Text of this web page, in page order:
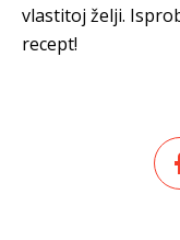
vlastitoj želji.
recept!